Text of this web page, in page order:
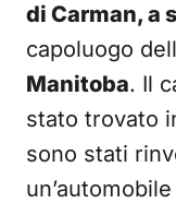
di Carman, a
capoluogo
Manitoba. Il
stato trovato
sono stati